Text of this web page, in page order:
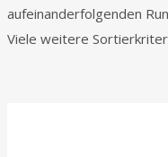
aufeinanderfolgenden
Viele weitere